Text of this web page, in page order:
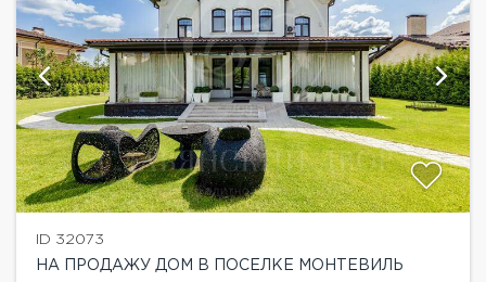
ID 32073
НА ПРОДАЖУ ДОМ В ПОСЕЛКЕ МОНТЕВИЛЬ